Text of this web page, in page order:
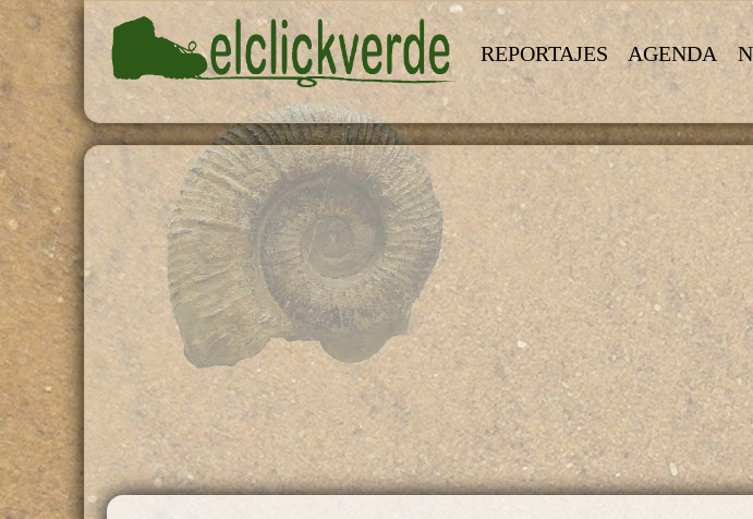
Pasar al contenido principal
REPORTAJES AGENDA